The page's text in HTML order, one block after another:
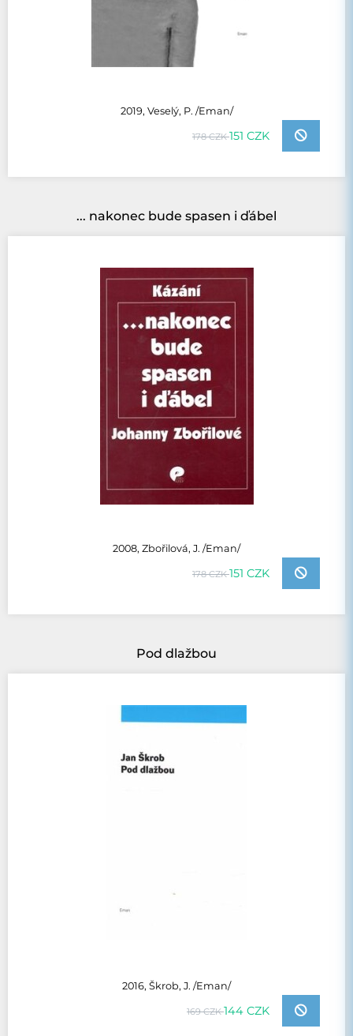
2019, Veselý, P. /Eman/
178 CZK151 CZK
... nakonec bude spasen i ďábel
2008, Zbořilová, J. /Eman/
178 CZK151 CZK
Pod dlažbou
2016, Škrob, J. /Eman/
169 CZK144 CZK